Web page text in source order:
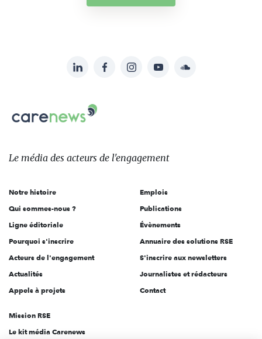
sur:
LinkedInFacebookInstagramYouTubeSoundcloud
Carenews,
Le
des
l'engagement
Le média des acteurs de l'engagement
Notre histoire
Qui sommes-nous ?
Ligne éditoriale
Pourquoi s'inscrire
Acteurs de l'engagement
Actualités
Appels à projets
Emplois
Publications
Évènements
Annuaire des solutions RSE
S'inscrire aux newsletters
Journalistes et rédacteurs
Contact
Mission RSE
Le kit média Carenews